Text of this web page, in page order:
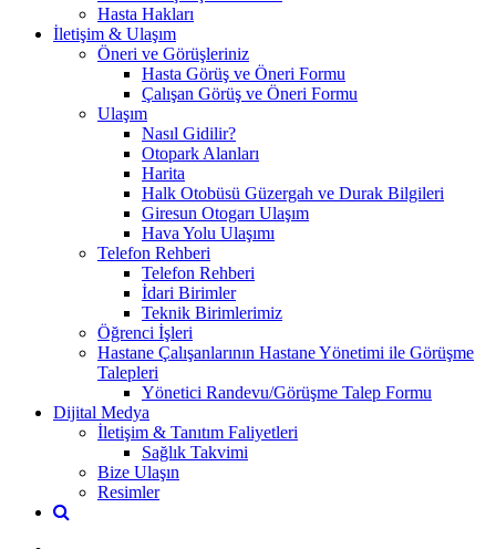
Hasta Hakları
İletişim & Ulaşım
Öneri ve Görüşleriniz
Hasta Görüş ve Öneri Formu
Çalışan Görüş ve Öneri Formu
Ulaşım
Nasıl Gidilir?
Otopark Alanları
Harita
Halk Otobüsü Güzergah ve Durak Bilgileri
Giresun Otogarı Ulaşım
Hava Yolu Ulaşımı
Telefon Rehberi
Telefon Rehberi
İdari Birimler
Teknik Birimlerimiz
Öğrenci İşleri
Hastane Çalışanlarının Hastane Yönetimi ile Görüşme
Talepleri
Yönetici Randevu/Görüşme Talep Formu
Dijital Medya
İletişim & Tanıtım Faliyetleri
Sağlık Takvimi
Bize Ulaşın
Resimler